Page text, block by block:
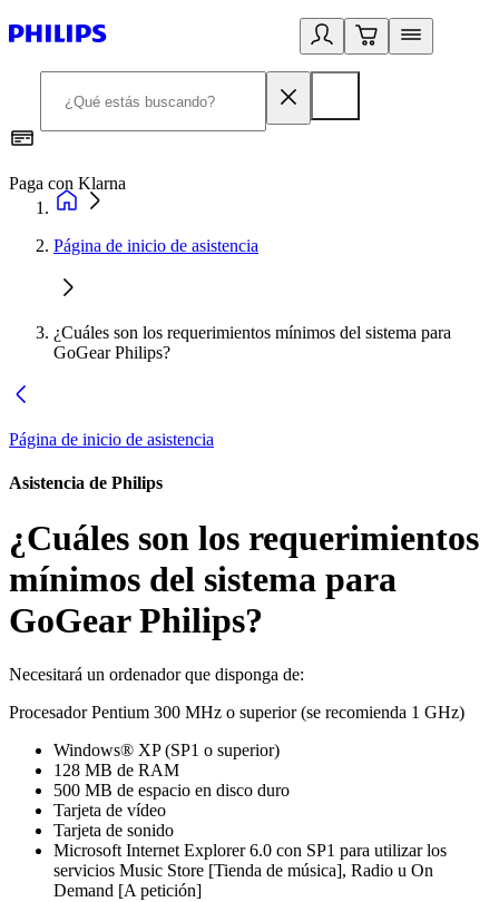
Paga con Klarna
Página de inicio de asistencia
¿Cuáles son los requerimientos mínimos del sistema para
GoGear Philips?
Página de inicio de asistencia
Asistencia de Philips
¿Cuáles son los requerimientos
mínimos del sistema para
GoGear Philips?
Necesitará un ordenador que disponga de:
Procesador Pentium 300 MHz o superior (se recomienda 1 GHz)
Windows® XP (SP1 o superior)
128 MB de RAM
500 MB de espacio en disco duro
Tarjeta de vídeo
Tarjeta de sonido
Microsoft Internet Explorer 6.0 con SP1 para utilizar los
servicios Music Store [Tienda de música], Radio u On
Demand [A petición]